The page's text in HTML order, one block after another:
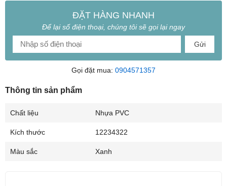
ĐẶT HÀNG NHANH
Để lại số điện thoại, chúng tôi sẽ gọi lại ngay
Gửi
Gọi đặt mua: 0904571357
Thông tin sản phẩm
Chất liệu Nhựa PVC
Kích thước 12234322
Màu sắc Xanh